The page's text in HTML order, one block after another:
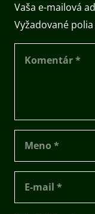
Vaša e-mailová
Vyžadované